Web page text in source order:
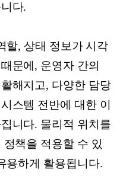
다.
할, 상태 정보가 시각
문에, 운영자 간의
해지고, 다양한 담당
스템 전반에 대한 이
니다. 물리적 위치를
책을 적용할 수 있
용하게 활용됩니다.